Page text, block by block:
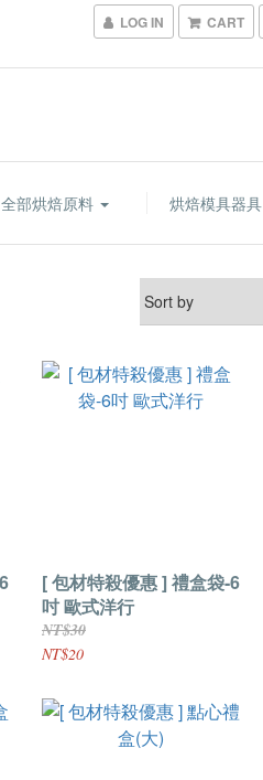
LOG IN CART
全部烘焙原料 烘焙模具器具
[ 包材特殺優惠 ] 禮盒袋-6
吋 歐式洋行
NT$30
NT$20